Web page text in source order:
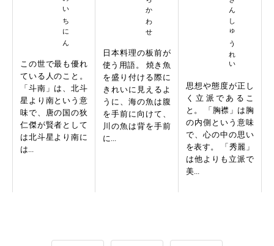
この世で最も優れ
ている人のこと。
「斗南」は、北斗
星より南という意
味で、唐の国の狄
仁傑が賢者として
は北斗星より南に
は...
日本料理の板前が
使う用語。 焼き魚
を盛り付ける際に
きれいに見えるよ
うに、海の魚は腹
を手前に向けて、
川の魚は背を手前
に...
思想や態度が正し
く立派であるこ
と。 「胸襟」は胸
の内側という意味
で、心の中の思い
を表す。 「秀麗」
は他よりも立派で
美...